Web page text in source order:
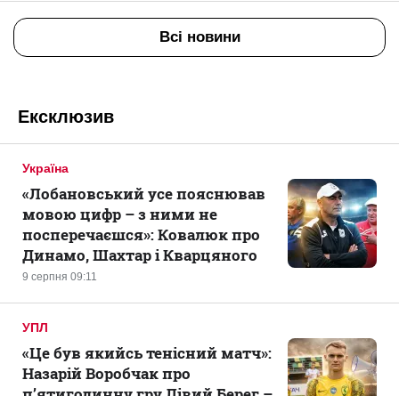
Всі новини
Ексклюзив
Україна
9 серпня 09:11
«Лобановський усе пояснював
мовою цифр – з ними не
посперечаєшся»: Ковалюк про
Динамо, Шахтар і Кварцяного
УПЛ
«Це був якийсь тенісний матч»:
Назарій Воробчак про